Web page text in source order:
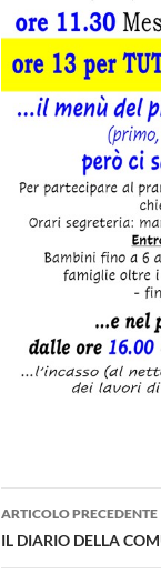
Navigazione
articolo
ARTICOLO PRECEDENTE
IL DIARIO DELLA